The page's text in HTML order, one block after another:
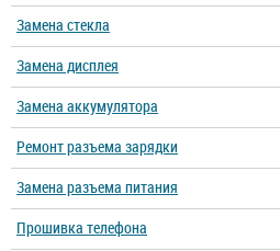
Замена стекла
Замена дисплея
Замена аккумулятора
Ремонт разъема зарядки
Замена разъема питания
Прошивка телефона